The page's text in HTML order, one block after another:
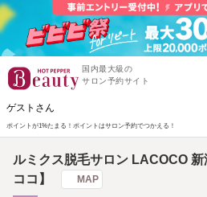
国内最大級の
サロン予約サイト
ゲストさん
ポイントが1%たまる！ ポイントはサロン予約でつかえる！
ルミクス脱毛サロン LACOCO 新
ココ】
MAP